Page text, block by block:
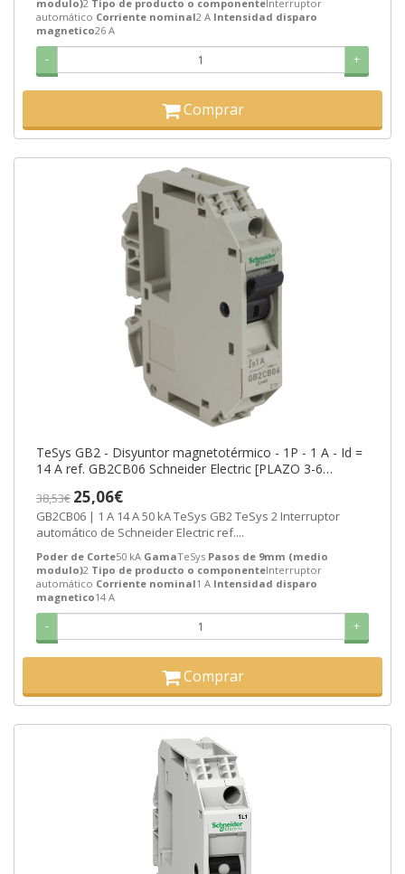
modulo)2 Tipo de producto o componente Interruptor
automático Corriente nominal2 A Intensidad disparo
magnetico26 A
- +
Comprar
TeSys GB2 - Disyuntor magnetotérmico - 1P - 1 A - Id =
14 A ref. GB2CB06 Schneider Electric [PLAZO 3-6
38,53€ 25,06€
GB2CB06 | 1 A 14 A 50 kA TeSys GB2 TeSys 2 Interruptor
automático de Schneider Electric ref....
Poder de Corte50 kA GamaTeSys Pasos de 9mm (medio
modulo)2 Tipo de producto o componenteInterruptor
automático Corriente nominal1 A Intensidad disparo
magnetico14 A
- +
Comprar